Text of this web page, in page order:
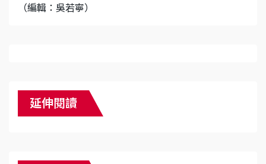
（編輯：吳若寧）
延伸閱讀